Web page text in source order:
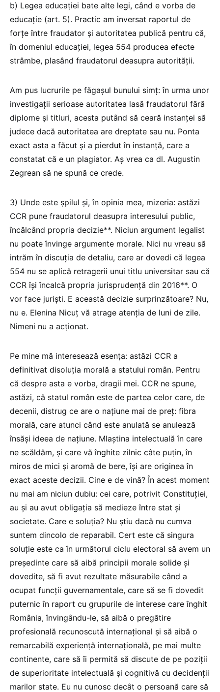
b) Legea educației bate alte legi, când e vorba de
educație (art. 5). Practic am inversat raportul de
forțe între fraudator și autoritatea publică pentru că,
în domeniul educației, legea 554 producea efecte
strâmbe, plasând fraudatorul deasupra autorității.
Am pus lucrurile pe făgașul bunului simț: în urma unor
investigații serioase autoritatea lasă fraudatorul fără
diplome și titluri, acesta putând să ceară instanței să
judece dacă autoritatea are dreptate sau nu. Ponta
exact asta a făcut și a pierdut în instanță, care a
constatat că e un plagiator. Aș vrea ca dl. Augustin
Zegrean să ne spună ce crede.
3) Unde este șpilul și, în opinia mea, mizeria: astăzi
CCR pune fraudatorul deasupra interesului public,
încălcând propria decizie**. Niciun argument legalist
nu poate învinge argumente morale. Nici nu vreau să
intrăm în discuția de detaliu, care ar dovedi că legea
554 nu se aplică retragerii unui titlu universitar sau că
CCR își încalcă propria jurisprudență din 2016**. O
vor face juriști. E această decizie surprinzătoare? Nu,
nu e. Elenina Nicuț vă atrage atenția de luni de zile.
Nimeni nu a acționat.
Pe mine mă interesează esența: astăzi CCR a
definitivat disoluția morală a statului român. Pentru
că despre asta e vorba, dragii mei. CCR ne spune,
astăzi, că statul român este de partea celor care, de
decenii, distrug ce are o națiune mai de preț: fibra
morală, care atunci când este anulată se anulează
însăși ideea de națiune. Mlaștina intelectuală în care
ne scăldăm, și care vă înghite zilnic câte puțin, în
miros de mici și aromă de bere, își are originea în
exact aceste decizii. Cine e de vină? În acest moment
nu mai am niciun dubiu: cei care, potrivit Constituției,
au şi au avut obligația să medieze între stat și
societate. Care e soluția? Nu știu dacă nu cumva
suntem dincolo de reparabil. Cert este că singura
soluție este ca în următorul ciclu electoral să avem un
președinte care să aibă principii morale solide și
dovedite, să fi avut rezultate măsurabile când a
ocupat funcții guvernamentale, care să se fi dovedit
puternic în raport cu grupurile de interese care înghit
România, învingându-le, să aibă o pregătire
profesională recunoscută internațional și să aibă o
remarcabilă experiență internațională, pe mai multe
continente, care să îi permită să discute de pe poziții
de superioritate intelectuală și cognitivă cu decidenții
marilor state. Eu nu cunosc decât o persoană care să